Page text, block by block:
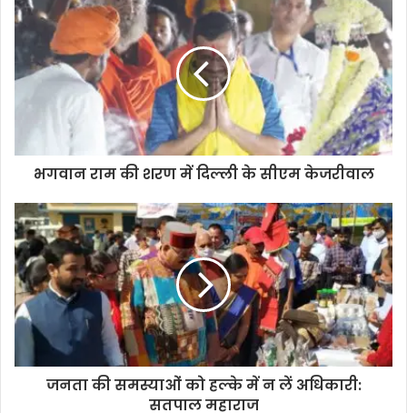
भगवान राम की शरण में दिल्ली के सीएम केजरीवाल
जनता की समस्याओं को हल्के में न लें अधिकारी:
सतपाल महाराज